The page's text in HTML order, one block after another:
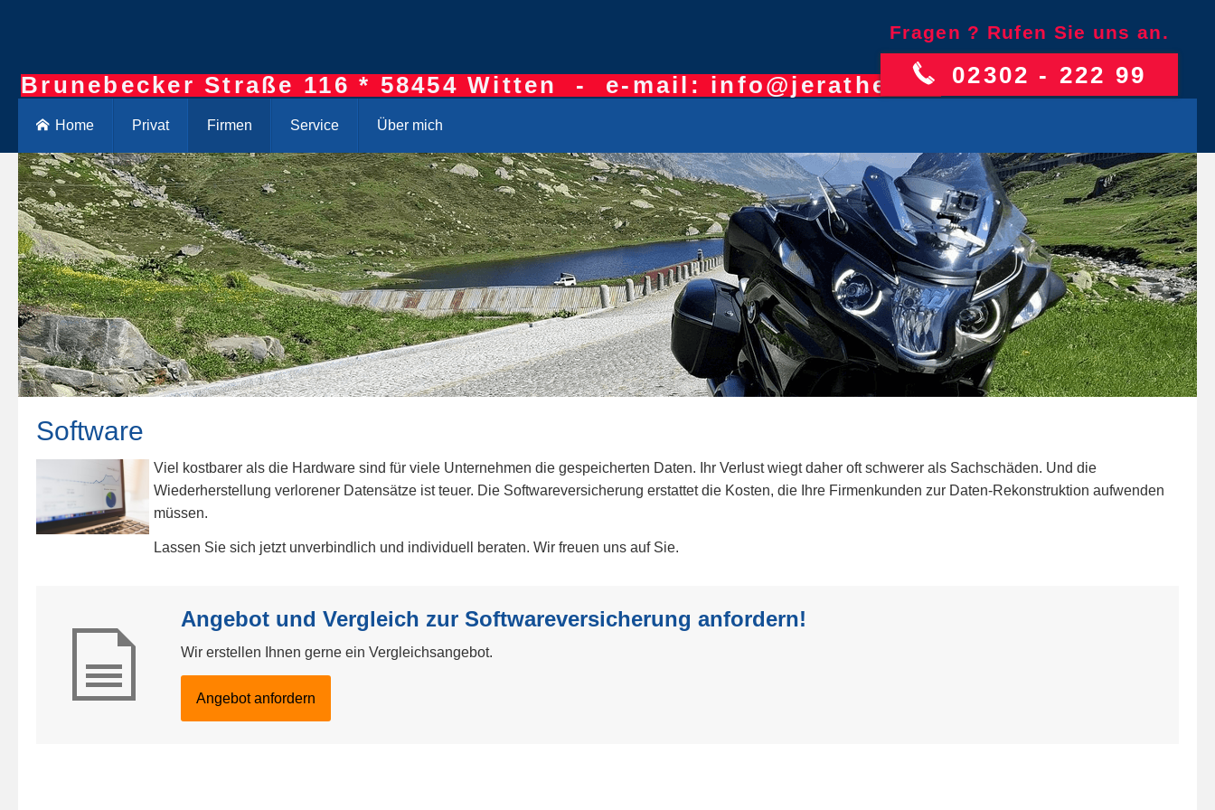
Home Privat Firmen Service Über mich
Brunebecker Straße 116 * 58454 Witten - e-mail: info@jerathe.net
Fragen ? Rufen Sie uns an.
02302 - 222 99
Software
Viel kostbarer als die Hardware sind für viele Unternehmen die gespeicherten Daten. Ihr Verlust wiegt daher oft schwerer als Sachschäden. Und die
Wiederherstellung verlorener Datensätze ist teuer. Die Softwareversicherung erstattet die Kosten, die Ihre Firmenkunden zur Daten-Rekonstruktion aufwenden
müssen.
Lassen Sie sich jetzt unverbindlich und individuell beraten. Wir freuen uns auf Sie.
Angebot und Vergleich zur Softwareversicherung anfordern!
Wir erstellen Ihnen gerne ein Vergleichsangebot.
An­ge­bot an­for­dern